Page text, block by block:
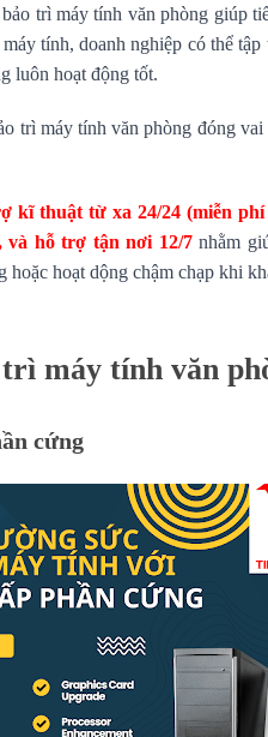
trì máy tính văn phòng giúp
tính, doanh nghiệp có thể
luôn hoạt động tốt.
trì máy tính văn phòng đóng
kĩ thuật từ xa 24/24 (miễn
và hỗ trợ tận nơi 12/7nhằm
hoạt dộng chậm chạp khi
máy tính văn
cứng